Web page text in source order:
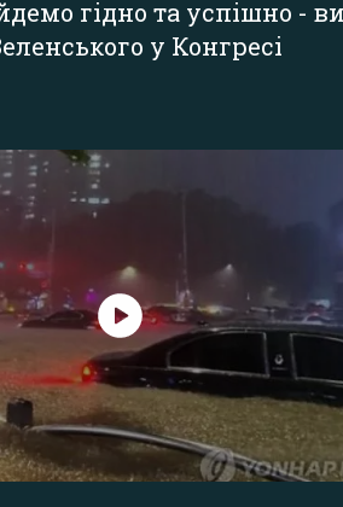
гідно та успішно -
у Конгресі